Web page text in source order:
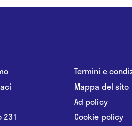
231
Termini e
Mappa del sito
Ad policy
Cookie policy